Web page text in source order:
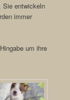
Sie entwickeln
immer
um ihre